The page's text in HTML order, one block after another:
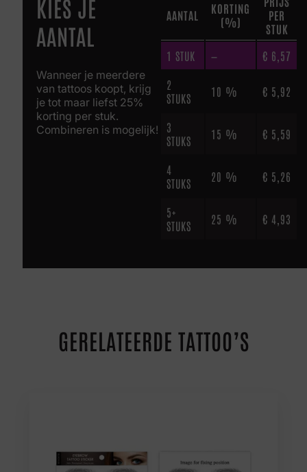
KIES JE
AANTAL
Wanneer je meerdere
van tattoos koopt, krijg
je tot maar liefst 25%
korting per stuk.
Combineren is mogelijk!
AANTAL
KORTING
(%)
PER
STUK
1 STUK — € 6,57
2
STUKS
10 % € 5,92
3
STUKS
15 % € 5,59
4
STUKS
20 % € 5,26
5+
STUKS
25 % € 4,93
GERELATEERDE TATTOO’S